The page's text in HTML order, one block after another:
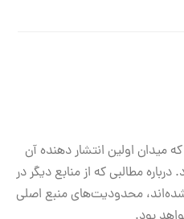
میدان اولین انتشار دهنده آن
مطالبی که از منابع دیگر در
محدودیت‌های منبع اصلی